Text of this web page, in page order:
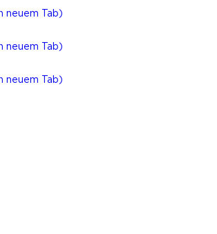
neuem Tab)
neuem Tab)
neuem Tab)